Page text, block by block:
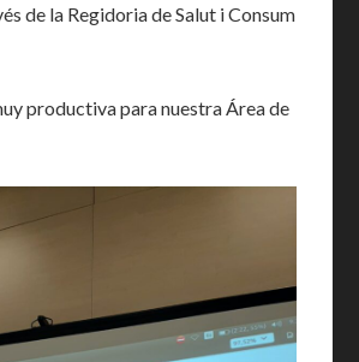
de la Regidoria de Salut i Consum
productiva para nuestra Área de